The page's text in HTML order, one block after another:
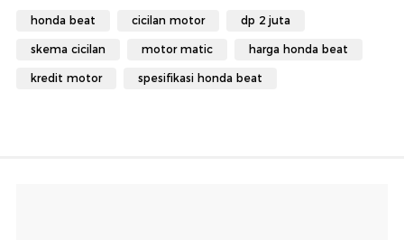
honda beat cicilan motor dp 2 juta
skema cicilan motor matic harga honda beat
kredit motor spesifikasi honda beat